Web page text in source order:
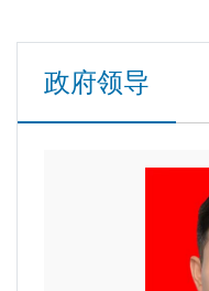
政府领导